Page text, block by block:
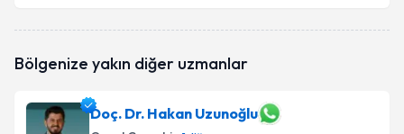
oluşturun. Size bu uzmandan randevu almanız için bir
E-posta Adresiniz
Bölgenize yakın diğer uzmanlar
Doç. Dr. Hakan Uzunoğlu